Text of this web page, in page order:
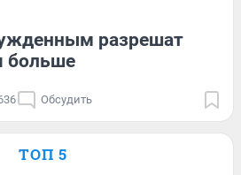
разрешат
больше
Обсудить
ТОП 5